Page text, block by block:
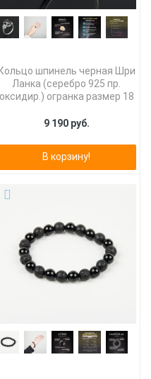
Кольцо шпинель черная Шри
Ланка (серебро 925 пр.
оксидир.) огранка размер 18
9 190 руб.
В корзину!